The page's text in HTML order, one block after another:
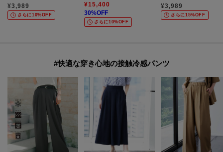
¥3,989
さらに10%OFF
¥15,400
30%OFF
さらに10%OFF
¥3,989
さらに15%OFF
#快適な穿き心地の接触冷感パンツ